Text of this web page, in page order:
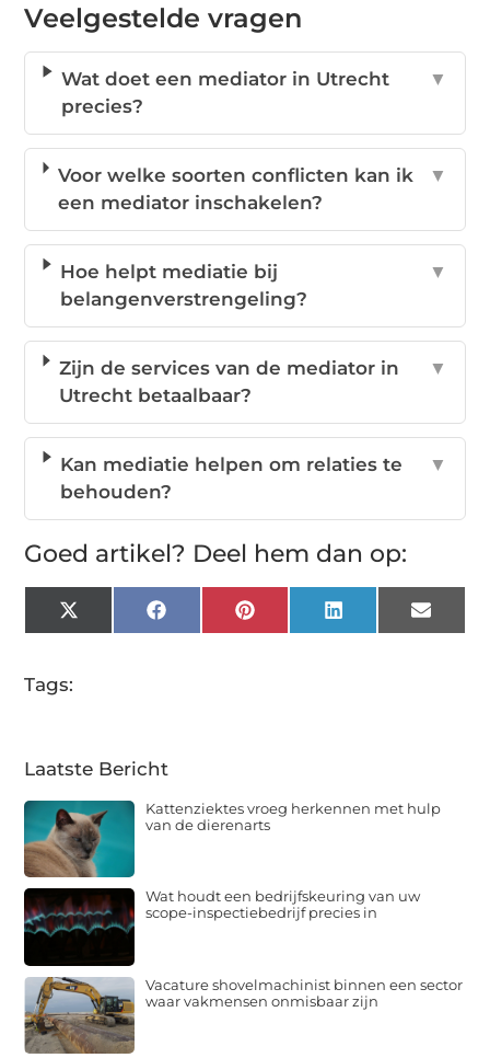
Veelgestelde vragen
Wat doet een mediator in Utrecht
precies?
▼
Voor welke soorten conflicten kan ik
een mediator inschakelen?
▼
Hoe helpt mediatie bij
belangenverstrengeling?
▼
Zijn de services van de mediator in
Utrecht betaalbaar?
▼
Kan mediatie helpen om relaties te
behouden?
▼
Goed artikel? Deel hem dan op:
X
(Twitter)
FacebookPinterestLinkedInEmail
Tags:
Laatste Bericht
Kattenziektes vroeg herkennen met hulp
van de dierenarts
Wat houdt een bedrijfskeuring van uw
scope-inspectiebedrijf precies in
Vacature shovelmachinist binnen een sector
waar vakmensen onmisbaar zijn